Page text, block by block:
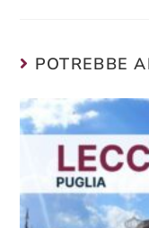
POTREBBE